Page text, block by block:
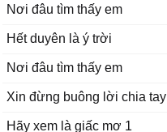
Nơi đâu tìm thấy em
Hết duyên là ý trời
Nơi đâu tìm thấy em
Xin đừng buông lời chia tay
Hãy xem là giấc mơ 1